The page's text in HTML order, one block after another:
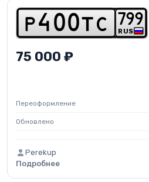
p 4 0 0t c RUS
799
75 000 ₽
Переоформление
Обновлено
Perekup
Подробнее